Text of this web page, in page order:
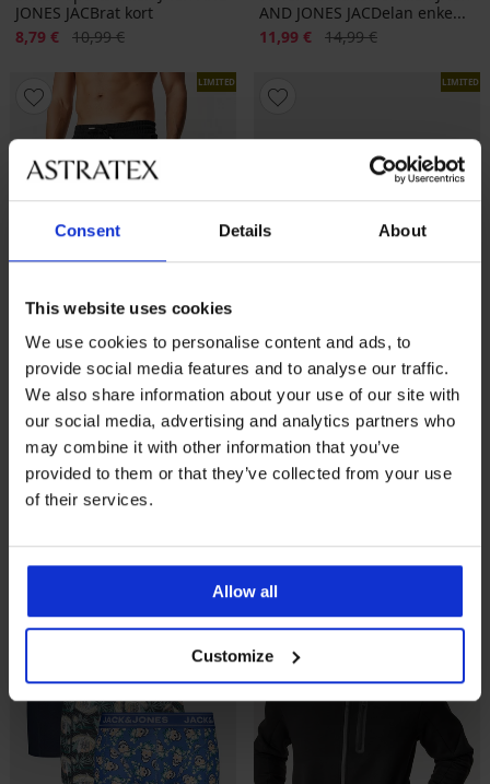
Consent Details About
This website uses cookies
We use cookies to personalise content and ads, to
provide social media features and to analyse our traffic.
We also share information about your use of our site with
our social media, advertising and analytics partners who
may combine it with other information that you’ve
provided to them or that they’ve collected from your use
of their services.
Allow all
Customize
JONES JACBrat kort
Korting
8,79 € Oorspronkelijke prijs
10,99 €
AND JONES JACDelan enke...
Korting
11,99 € Oorspronkelijke prijs
14,99 €
LIMITED
-25 % ALL25
Katoenen short JACK AND
JONES JPSTGordon
26,99 €
LIMITED
-20%
3PACK katoenen boxershorts
JACK AND JONES JACDanny